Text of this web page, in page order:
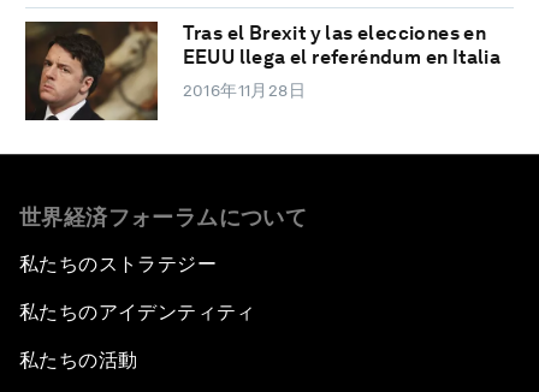
Tras el Brexit y las elecciones en
EEUU llega el referéndum en Italia
2016年11月28日
世界経済フォーラムについて
私たちのストラテジー
私たちのアイデンティティ
私たちの活動